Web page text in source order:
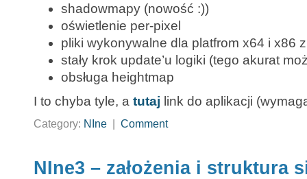
shadowmapy (nowość :))
oświetlenie per-pixel
pliki wykonywalne dla platfrom x64 i x86
stały krok update’u logiki (tego akurat
obsługa heightmap
I to chyba tyle, a tutaj link do aplikacji
Category: NIne Comment
NIne3 – założenia i struktura